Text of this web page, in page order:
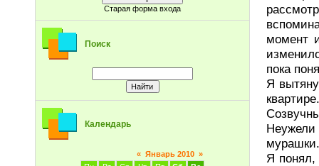
Старая форма входа
Поиск
Календарь
« Январь 2010 »
момент
пока
Я
Я понял,